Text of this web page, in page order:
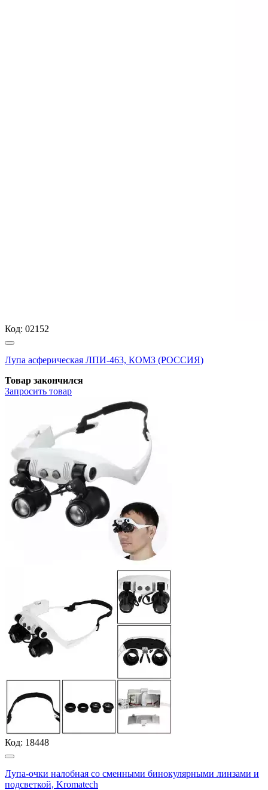
Код: 02152
Лупа асферическая ЛПИ-463, КОМЗ (РОССИЯ)
Товар закончился
Запросить товар
Код: 18448
Лупа-очки налобная со сменными бинокулярными линзами и
подсветкой, Kromatech